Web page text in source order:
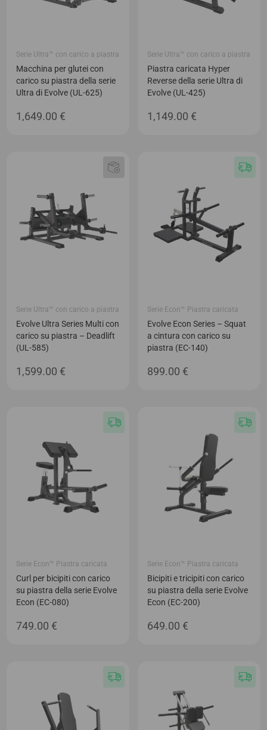
Serie Ultra™ con carico a piastra
Macchina per glutei con
carico su piastra della serie
Ultra di Evolve (UL-625)
1,649.00 €
Serie Ultra™ con carico a piastra
Piastra caricata Hyper
Reverse della serie Ultra di
Evolve (UL-425)
1,149.00 €
Serie Ultra™ con carico a piastra
Evolve Ultra Series Multi con
carico su piastra – Deadlift
(UL-585)
1,599.00 €
Serie Econ™ Piastra caricata
Evolve Econ Series – Squat
a cintura con carico su
piastra (EC-140)
899.00 €
Serie Econ™ Piastra caricata
Curl per bicipiti con carico
su piastra della serie Evolve
Econ (EC-080)
749.00 €
Serie Econ™ Piastra caricata
Bicipiti e tricipiti con carico
su piastra della serie Evolve
Econ (EC-200)
649.00 €